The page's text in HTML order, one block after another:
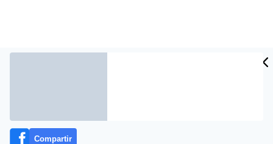
Más información
Compartir